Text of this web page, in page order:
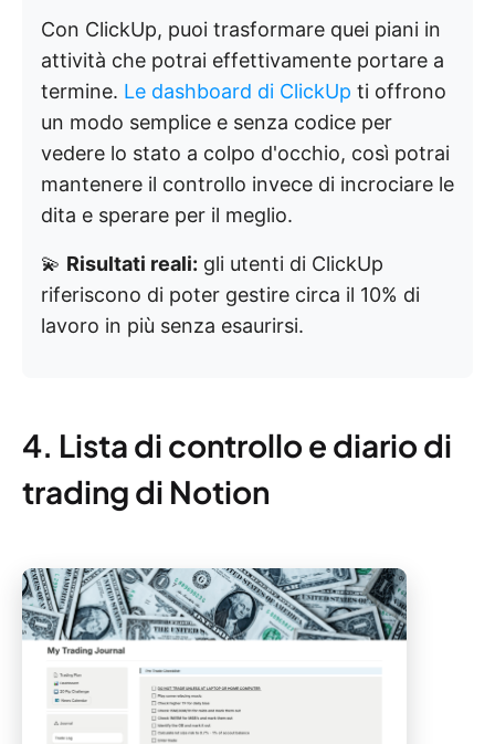
Con ClickUp, puoi trasformare quei piani in
attività che potrai effettivamente portare a
termine. Le dashboard di ClickUp ti offrono
un modo semplice e senza codice per
vedere lo stato a colpo d'occhio, così potrai
mantenere il controllo invece di incrociare le
dita e sperare per il meglio.
💫 Risultati reali: gli utenti di ClickUp
riferiscono di poter gestire circa il 10% di
lavoro in più senza esaurirsi.
4. Lista di controllo e diario di
trading di Notion